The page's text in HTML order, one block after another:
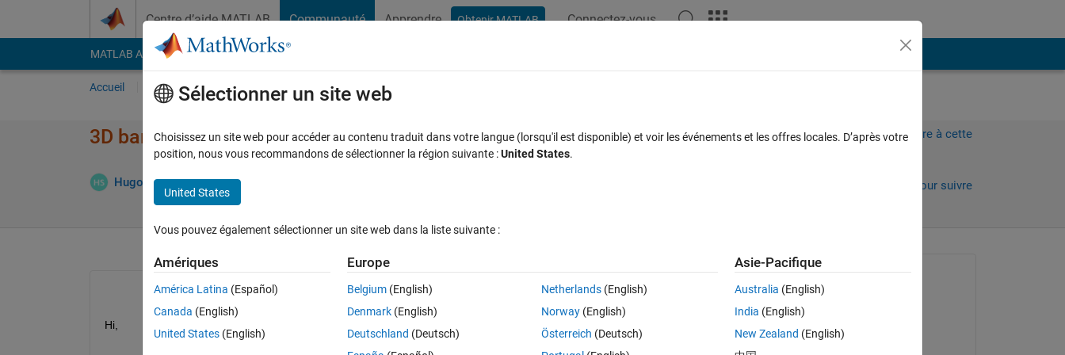
Centre d’aide MATLAB Communauté Apprendre Obtenir MATLAB Connectez-vous
MATLAB Answers File Exchange Cody
Accueil Poser une question Parcourir
3D bar chart in MATLAB
Hugo 19 Oct 2022 1 Réponse
Connectez-vous pour répondre à cette
Connectez-vous pour suivre
Hi,
Hugo
le 19 Oct 2022
Sélectionner un site web
Choisissez un site web pour accéder au contenu traduit dans votre langue (lorsqu'il est disponible) et voir les événements et les offres locales. D’après votre
position, nous vous recommandons de sélectionner la région suivante :United States.
United States
Vous pouvez également sélectionner un site web dans la liste suivante :
Amériques
América Latina (Español)
Canada (English)
United States (English)
Europe
Belgium (English)
Denmark (English)
Deutschland (Deutsch)
Netherlands(English)
Norway(English)
Österreich (Deutsch)
Asie-Pacifique
Australia (English)
India (English)
New Zealand (English)